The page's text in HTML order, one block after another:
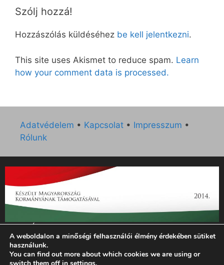
Szólj hozzá!
Hozzászólás küldéséhez be kell jelentkezni.
This site uses Akismet to reduce spam. Learn
how your comment data is processed.
Adatvédelem • Kapcsolat • Impresszum •
Rólunk
„Az Új Ember katolikus hetilap 2014. évi működésének
támogatását az EGYH-KCP-14-P-0121 sz. támogatási
szerződés keretében 3 000 000 Ft összegben támogatta az
Emberi Erőforrások Minisztériuma.”
A weboldalon a minőségi felhasználói élmény érdekében sütiket
használunk.
You can find out more about which cookies we are using or